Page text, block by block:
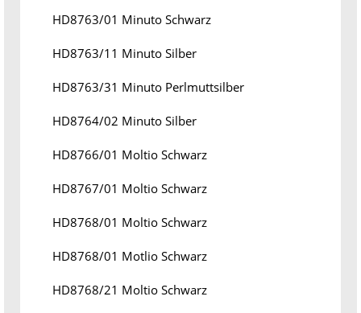
HD8763/01 Minuto Schwarz
HD8763/11 Minuto Silber
HD8763/31 Minuto Perlmuttsilber
HD8764/02 Minuto Silber
HD8766/01 Moltio Schwarz
HD8767/01 Moltio Schwarz
HD8768/01 Moltio Schwarz
HD8768/01 Motlio Schwarz
HD8768/21 Moltio Schwarz